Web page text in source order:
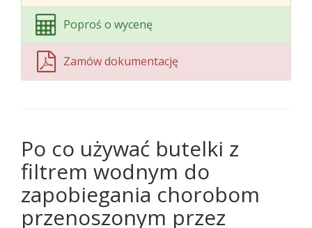
Poproś o wycenę
Zamów dokumentację
Po co używać butelki z
filtrem wodnym do
zapobiegania chorobom
przenoszonym przez